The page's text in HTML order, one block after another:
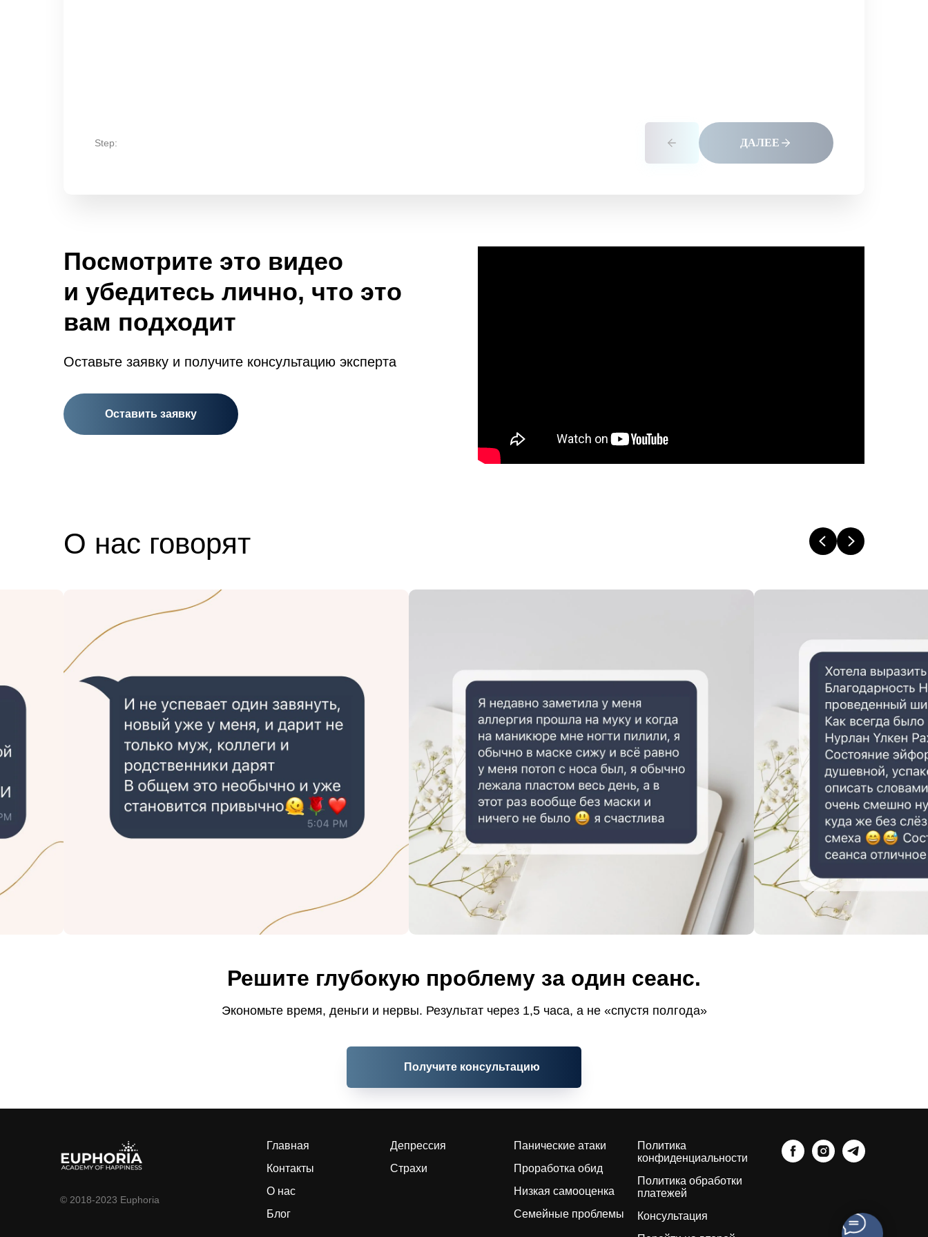
Step: ДАЛЕЕ
Посмотрите это видео
и убедитесь лично, что это
вам подходит
Оставьте заявку и получите консультацию эксперта
Оставить заявку
О нас говорят
Решите глубокую проблему за один сеанс.
Экономьте время, деньги и нервы. Результат через 1,5 часа, а не «спустя полгода»
Получите консультацию
© 2018-2023 Euphoria
Главная
Контакты
О нас
Блог
Депрессия
Страхи
Панические атаки
Проработка обид
Низкая самооценка
Семейные проблемы
Политика
конфиденциальности
Политика обработки
платежей
Консультация